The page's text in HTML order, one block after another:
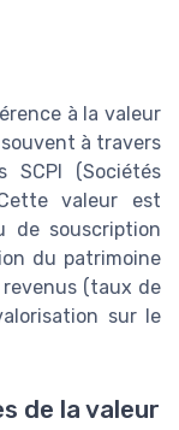
à la valeur
à travers
SCPI (Sociétés
valeur est
de souscription
du patrimoine
revenus (taux de
sur le
de la valeur